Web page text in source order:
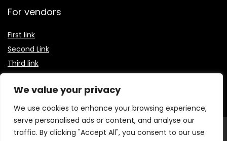
We value your privacy
We use cookies to enhance your browsing experience,
serve personalised ads or content, and analyse our
traffic. By clicking "Accept All", you consent to our use
For vendors
First link
Second Link
Third link
© 2026 Receitas Baratas Blog. Todos os direitos